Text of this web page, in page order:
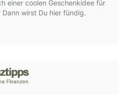
einer coolen Geschenkidee für
wirst Du hier fündig.